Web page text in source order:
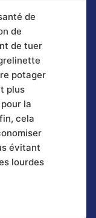
de
de
de tuer
potager
plus
la
cela
évitant
lourdes